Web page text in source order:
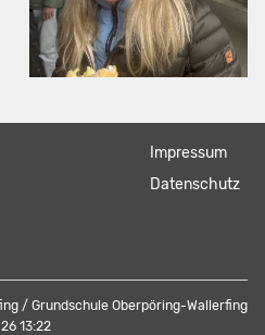
Navigation
überspringen
Impressum
Datenschutz
/ Grundschule Oberpöring-Wallerfing
13:22